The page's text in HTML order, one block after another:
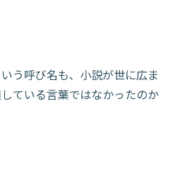
う呼び名も、小説が世に広ま
ている言葉ではなかったのか